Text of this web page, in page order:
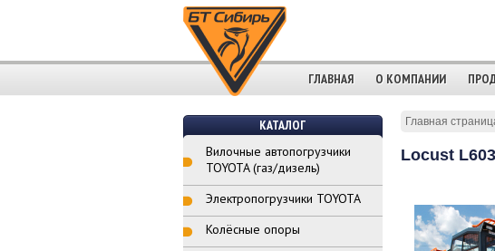
ГЛАВНАЯ О КОМПАНИИ
КАТАЛОГ
Вилочные автопогрузчики
TOYOTA (газ/дизель)
Электропогрузчики TOYOTA
Колёсные опоры
Главная
Locust L603